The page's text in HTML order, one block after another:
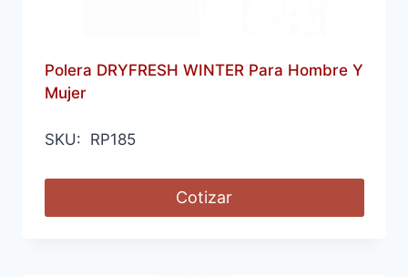
Polera DRYFRESH WINTER Para Hombre Y
Mujer
SKU: RP185
Cotizar